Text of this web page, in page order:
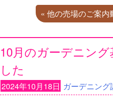
« 他の売場のご案
10月のガーデニン
した
2024年10月18日 ガーデニング